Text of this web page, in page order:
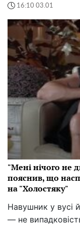
16:10 03.01
"Мені нічого не
пояснив, що
на "Холостяку"
Навушник у вусі
— не